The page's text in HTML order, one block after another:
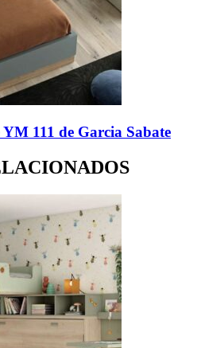
111 de Garcia Sabate